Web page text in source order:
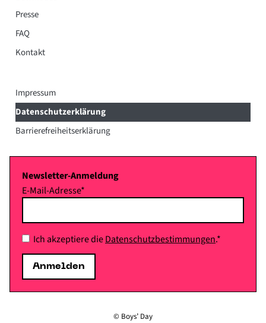
Presse
FAQ
Kontakt
Impressum
Datenschutzerklärung
Barrierefreiheitserklärung
Newsletter-Anmeldung
E-Mail-Adresse*
Ich akzeptiere dieDaten­schutz­bestimmungen.*
© Boys’ Day